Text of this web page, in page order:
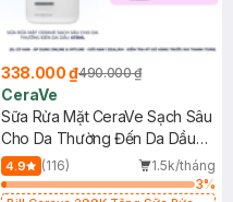
338.000 ₫490.000 ₫
CeraVe
Sữa Rửa Mặt CeraVe Sạch Sâu
Cho Da Thường Đến Da Dầu
473ml
4.9 (116)
1.5k/tháng
3%